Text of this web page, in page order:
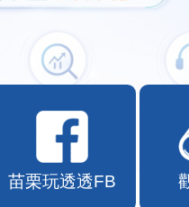
苗栗玩透透FB